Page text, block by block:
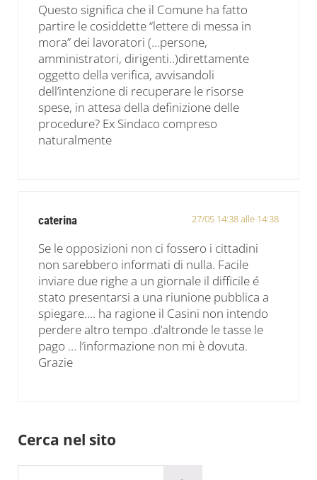
Questo significa che il Comune ha fatto
partire le cosiddette “lettere di messa in
mora” dei lavoratori (…persone,
amministratori, dirigenti..)direttamente
oggetto della verifica, avvisandoli
dell’intenzione di recuperare le risorse
spese, in attesa della definizione delle
procedure? Ex Sindaco compreso
naturalmente
caterina 27/05 14:38 alle 14:38
Se le opposizioni non ci fossero i cittadini
non sarebbero informati di nulla. Facile
inviare due righe a un giornale il difficile é
stato presentarsi a una riunione pubblica a
spiegare…. ha ragione il Casini non intendo
perdere altro tempo .d’altronde le tasse le
pago … l’informazione non mi è dovuta.
Grazie
Sidebar
Cerca nel sito